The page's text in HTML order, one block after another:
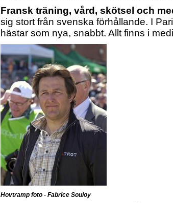
Fransk träning, vård, skötsel och
sig stort från svenska förhållande. I
hästar som nya, snabbt. Allt finns i
Hovtramp foto - Fabrice Souloy